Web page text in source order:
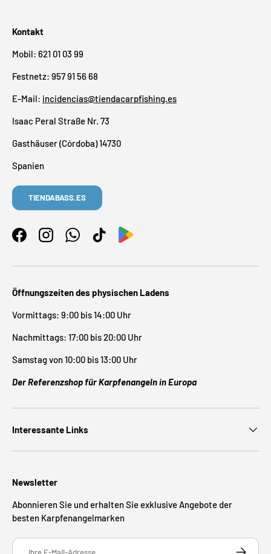
Kontakt
Mobil: 621 01 03 99
Festnetz: 957 91 56 68
E-Mail: incidencias@tiendacarpfishing.es
Isaac Peral Straße Nr. 73
Gasthäuser (Córdoba) 14730
Spanien
TIENDABASS.ES
FacebookInstagramWhatsAppTikTok
Öffnungszeiten des physischen Ladens
Vormittags: 9:00 bis 14:00 Uhr
Nachmittags: 17:00 bis 20:00 Uhr
Samstag von 10:00 bis 13:00 Uhr
Der Referenzshop für Karpfenangeln in Europa
Interessante Links
Newsletter
Abonnieren Sie und erhalten Sie exklusive Angebote der
besten Karpfenangelmarken
E-Mail